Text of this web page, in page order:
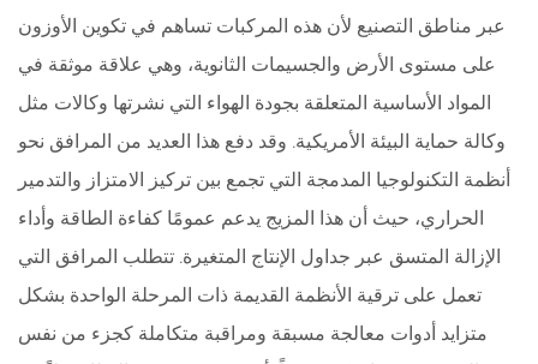
عبر مناطق التصنيع لأن هذه المركبات تساهم في تكوين الأوزون
على مستوى الأرض والجسيمات الثانوية، وهي علاقة موثقة في
المواد الأساسية المتعلقة بجودة الهواء التي نشرتها وكالات مثل
وكالة حماية البيئة الأمريكية. وقد دفع هذا العديد من المرافق نحو
أنظمة التكنولوجيا المدمجة التي تجمع بين تركيز الامتزاز والتدمير
الحراري، حيث أن هذا المزيج يدعم عمومًا كفاءة الطاقة وأداء
الإزالة المتسق عبر جداول الإنتاج المتغيرة. تتطلب المرافق التي
تعمل على ترقية الأنظمة القديمة ذات المرحلة الواحدة بشكل
متزايد أدوات معالجة مسبقة ومراقبة متكاملة كجزء من نفس